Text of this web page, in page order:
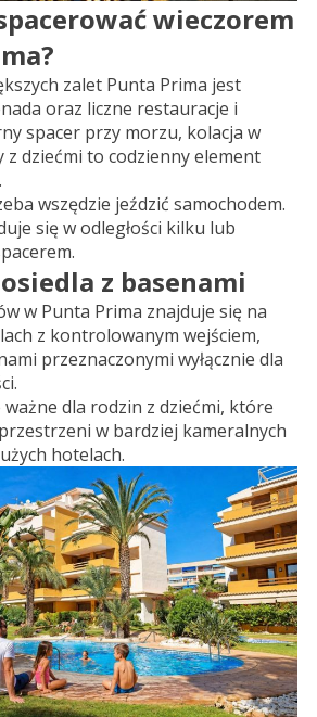
wieczorem
zalet Punta Prima jest
oraz liczne restauracje i
spacer przy morzu, kolacja w
z dziećmi to codzienny element
wszędzie jeździć samochodem.
się w odległości kilku lub
z basenami
w Punta Prima znajduje się na
z kontrolowanym wejściem,
przeznaczonymi wyłącznie dla
ważne dla rodzin z dziećmi, które
w bardziej kameralnych
hotelach.